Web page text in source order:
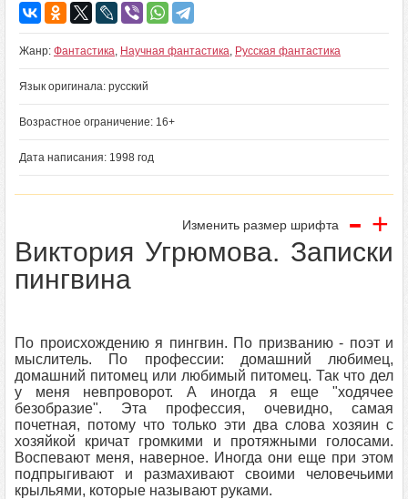
Жанр: Фантастика, Научная фантастика, Русская фантастика
Язык оригинала: русский
Возрастное ограничение: 16+
Дата написания: 1998 год
Изменить размер шрифта - +
Виктория Угрюмова. Записки
пингвина
По происхождению я пингвин. По призванию - поэт и
мыслитель. По профессии: домашний любимец,
домашний питомец или любимый питомец. Так что дел
у меня невпроворот. А иногда я еще "ходячее
безобразие". Эта профессия, очевидно, самая
почетная, потому что только эти два слова хозяин с
хозяйкой кричат громкими и протяжными голосами.
Воспевают меня, наверное. Иногда они еще при этом
подпрыгивают и размахивают своими человечьими
крыльями, которые называют руками.